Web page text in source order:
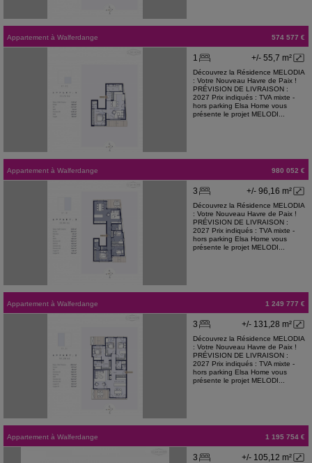
Appartement à Walferdange 574 577 €
+/- 55,7 m²
1
Découvrez la Résidence MELODIA
: Votre Nouveau Havre de Paix !
PRÉVISION DE LIVRAISON :
2027 Prix indiqués : TVA mixte -
hors parking Elsa Home vous
présente le projet MELODI...
Appartement à Walferdange 980 052 €
+/- 96,16 m²
3
Découvrez la Résidence MELODIA
: Votre Nouveau Havre de Paix !
PRÉVISION DE LIVRAISON :
2027 Prix indiqués : TVA mixte -
hors parking Elsa Home vous
présente le projet MELODI...
Appartement à Walferdange 1 249 777 €
+/- 131,28 m²
3
Découvrez la Résidence MELODIA
: Votre Nouveau Havre de Paix !
PRÉVISION DE LIVRAISON :
2027 Prix indiqués : TVA mixte -
hors parking Elsa Home vous
présente le projet MELODI...
Appartement à Walferdange 1 195 754 €
+/- 105,12 m²
3